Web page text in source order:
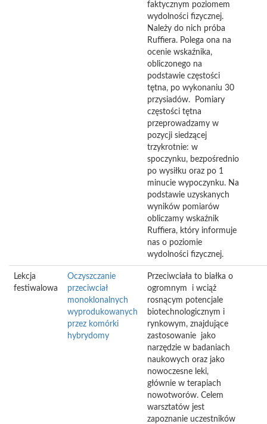
faktycznym poziomem
wydolności fizycznej.
Należy do nich próba
Ruffiera. Polega ona na
ocenie wskaźnika,
obliczonego na
podstawie częstości
tętna, po wykonaniu 30
przysiadów. Pomiary
częstości tętna
przeprowadzamy w
pozycji siedzącej
trzykrotnie: w
spoczynku, bezpośrednio
po wysiłku oraz po 1
minucie wypoczynku. Na
podstawie uzyskanych
wyników pomiarów
obliczamy wskaźnik
Ruffiera, który informuje
nas o poziomie
wydolności fizycznej.
Lekcja
festiwalowa
Oczyszczanie
przeciwciał
monoklonalnych
wyprodukowanych
przez komórki
hybrydomy
Przeciwciała to białka o
ogromnym i wciąż
rosnącym potencjale
biotechnologicznym i
rynkowym, znajdujące
zastosowanie jako
narzędzie w badaniach
naukowych oraz jako
nowoczesne leki,
głównie w terapiach
nowotworów. Celem
warsztatów jest
zapoznanie uczestników